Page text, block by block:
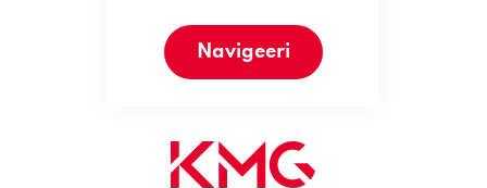
Navigeeri